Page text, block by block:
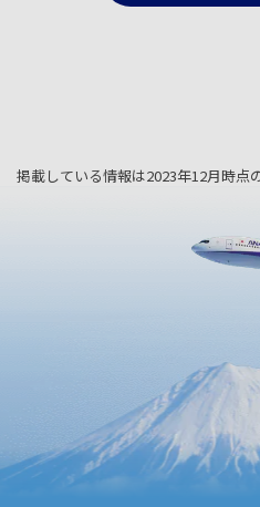
掲載している情報は2023年12月時点